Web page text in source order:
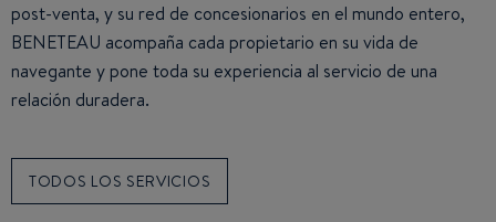
post-venta, y su red de concesionarios en el mundo entero,
BENETEAU acompaña cada propietario en su vida de
navegante y pone toda su experiencia al servicio de una
relación duradera.
TODOS LOS SERVICIOS